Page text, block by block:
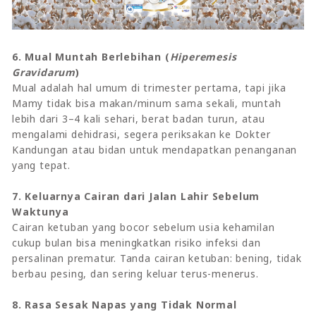
6. Mual Muntah Berlebihan (Hiperemesis
Gravidarum)
Mual adalah hal umum di trimester pertama, tapi jika
Mamy tidak bisa makan/minum sama sekali, muntah
lebih dari 3–4 kali sehari, berat badan turun, atau
mengalami dehidrasi, segera periksakan ke Dokter
Kandungan atau bidan untuk mendapatkan penanganan
yang tepat.
7. Keluarnya Cairan dari Jalan Lahir Sebelum
Waktunya
Cairan ketuban yang bocor sebelum usia kehamilan
cukup bulan bisa meningkatkan risiko infeksi dan
persalinan prematur. Tanda cairan ketuban: bening, tidak
berbau pesing, dan sering keluar terus-menerus.
8. Rasa Sesak Napas yang Tidak Normal